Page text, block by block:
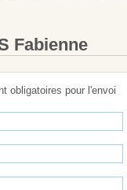
Fabienne
obligatoires pour l'envoi